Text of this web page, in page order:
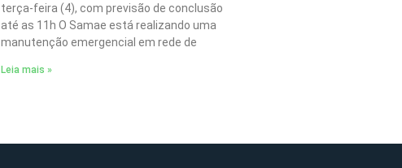
terça-feira (4), com previsão de conclusão
até as 11h O Samae está realizando uma
manutenção emergencial em rede de
Leia mais »